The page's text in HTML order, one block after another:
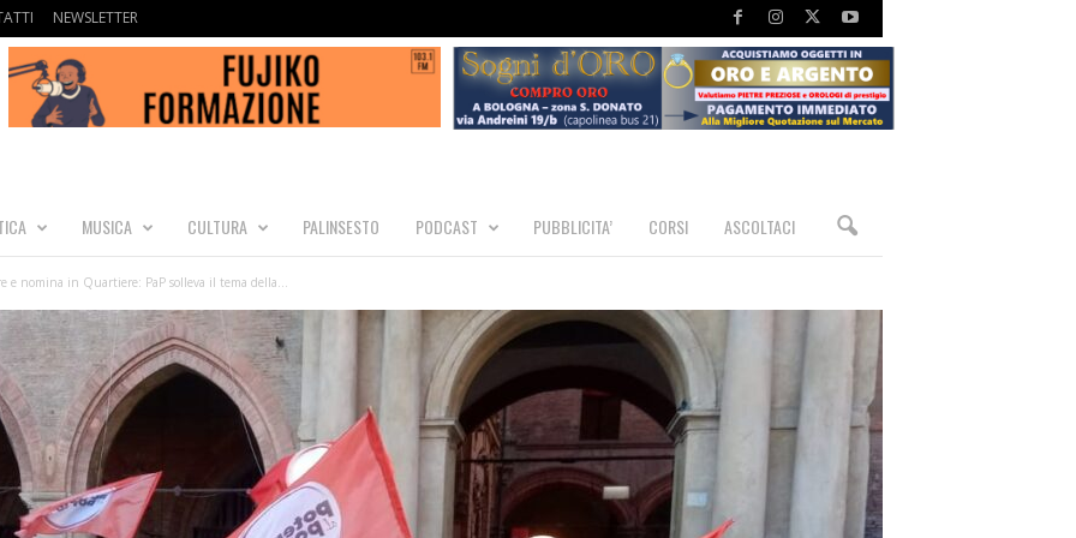
NEWSLETTER
MUSICA CULTURA PALINSESTO PODCAST PUBBLICITA’ CORSI ASCOLTACI
e nomina in Quartiere: PaP solleva il tema della...